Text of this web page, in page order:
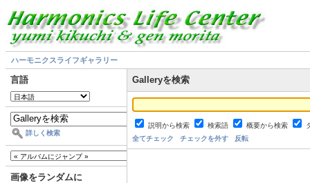
ハーモニクスライフギャラリー
言語
詳しく検索
画像をランダムに
Galleryを検索
説明から検索 検索語 概要から検索
全てチェック
チェックを外す 反転